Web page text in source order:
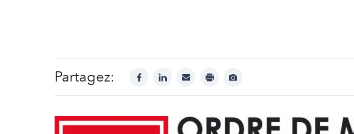
Partagez: facebooklinkedinmail print
Afficher